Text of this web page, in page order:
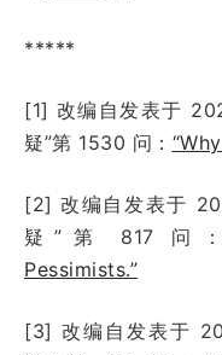
*****
[1] 改编自发表于
疑”第 1530 问：
[2] 改编自发表于
疑”第 817 问：
Pessimists.”
[3] 改编自发表于